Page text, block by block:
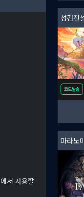
서 사용할
성검전
코드발송